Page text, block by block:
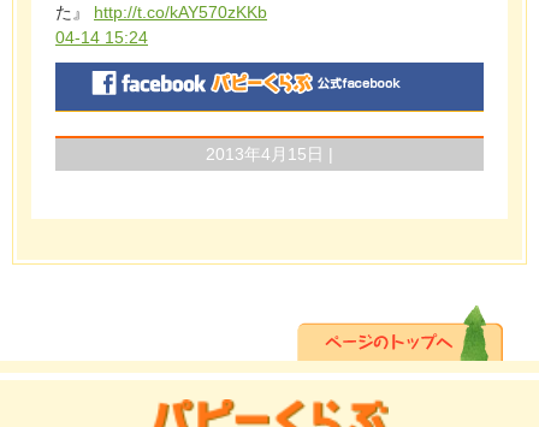
た』 http://t.co/kAY570zKKb
04-14 15:24
2013年4月15日 |